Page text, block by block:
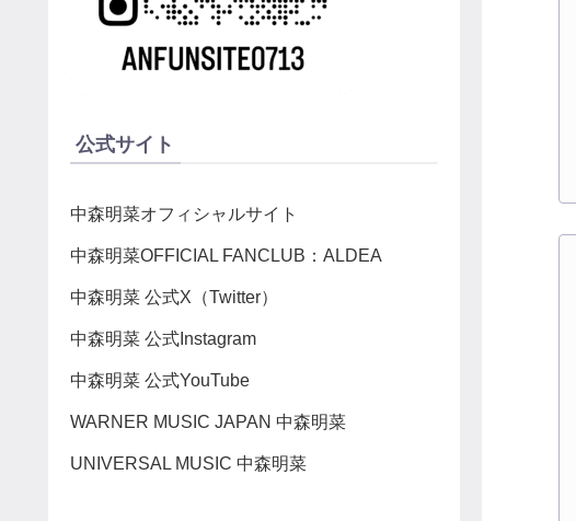
公式サイト
中森明菜オフィシャルサイト
中森明菜OFFICIAL FANCLUB：ALDEA
中森明菜 公式X（Twitter）
中森明菜 公式Instagram
中森明菜 公式YouTube
WARNER MUSIC JAPAN 中森明菜
UNIVERSAL MUSIC 中森明菜